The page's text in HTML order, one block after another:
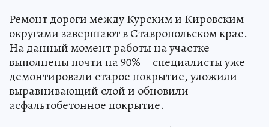
Ремонт дороги между Курским и Кировским
округами завершают в Ставропольском крае.
На данный момент работы на участке
выполнены почти на 90% – специалисты уже
демонтировали старое покрытие, уложили
выравнивающий слой и обновили
асфальтобетонное покрытие.